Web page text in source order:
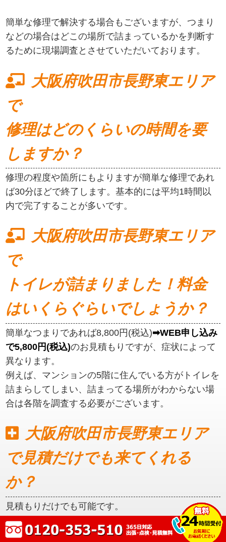
簡単な修理で解決する場合もございますが、つまり
などの場合はどこの場所で詰まっているかを判断す
るために現場調査とさせていただいております。
大阪府吹田市長野東エリア
で
修理はどのくらいの時間を要
しますか？
修理の程度や箇所にもよりますが簡単な修理であれ
ば30分ほどで終了します。基本的には平均1時間以
内で完了することが多いです。
大阪府吹田市長野東エリア
で
トイレが詰まりました！料金
はいくらぐらいでしょうか？
簡単なつまりであれば8,800円(税込)➡WEB申し込み
で5,800円(税込)のお見積もりですが、症状によって
異なります。
例えば、マンションの5階に住んでいる方がトイレを
詰まらしてしまい、詰まってる場所がわからない場
合は各階を調査する必要がございます。
大阪府吹田市長野東エリア
で見積だけでも来てくれる
か？
見積もりだけでも可能です。
初めに見積もりをご提示いたしますので、ご納得い
ただいてからの作業となります。